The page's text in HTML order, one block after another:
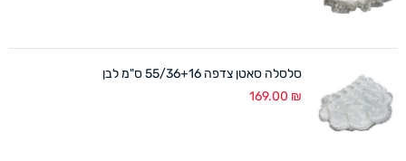
סלסלה סאטן צדפה 55/36+16 ס"מ לבן
169.00 ₪